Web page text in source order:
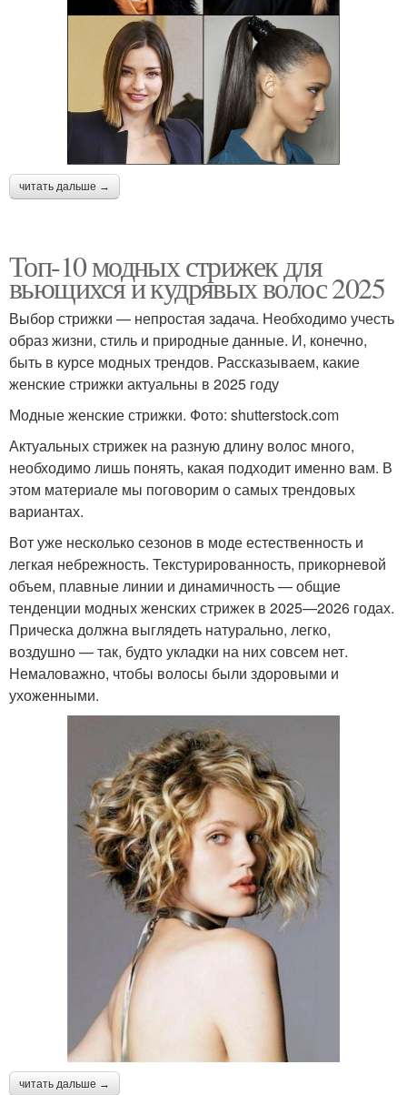
читать дальше →
Топ-10 модных стрижек для
вьющихся и кудрявых волос 2025
Выбор стрижки — непростая задача. Необходимо учесть
образ жизни, стиль и природные данные. И, конечно,
быть в курсе модных трендов. Рассказываем, какие
женские стрижки актуальны в 2025 году
Модные женские стрижки. Фото: shutterstock.com
Актуальных стрижек на разную длину волос много,
необходимо лишь понять, какая подходит именно вам. В
этом материале мы поговорим о самых трендовых
вариантах.
Вот уже несколько сезонов в моде естественность и
легкая небрежность. Текстурированность, прикорневой
объем, плавные линии и динамичность — общие
тенденции модных женских стрижек в 2025—2026 годах.
Прическа должна выглядеть натурально, легко,
воздушно — так, будто укладки на них совсем нет.
Немаловажно, чтобы волосы были здоровыми и
ухоженными.
читать дальше →